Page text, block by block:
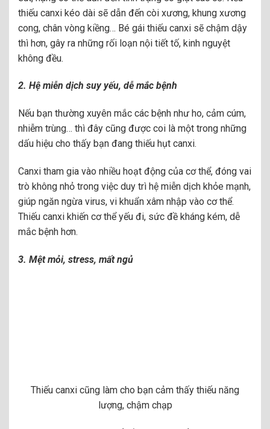
thiếu canxi kéo dài sẽ dẫn đến còi xương, khung xương
cong, chân vòng kiềng… Bé gái thiếu canxi sẽ chậm dậy
thì hơn, gây ra những rối loạn nội tiết tố, kinh nguyệt
không đều.
2. Hệ miễn dịch suy yếu, dễ mắc bệnh
Nếu bạn thường xuyên mắc các bệnh như ho, cảm cúm,
nhiễm trùng… thì đây cũng được coi là một trong những
dấu hiệu cho thấy bạn đang thiếu hụt canxi.
Canxi tham gia vào nhiều hoạt động của cơ thể, đóng vai
trò không nhỏ trong việc duy trì hệ miễn dịch khỏe mạnh,
giúp ngăn ngừa virus, vi khuẩn xâm nhập vào cơ thể.
Thiếu canxi khiến cơ thể yếu đi, sức đề kháng kém, dễ
mắc bệnh hơn.
3. Mệt mỏi, stress, mất ngủ
Thiếu canxi cũng làm cho bạn cảm thấy thiếu năng
lượng, chậm chạp